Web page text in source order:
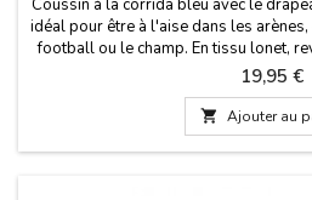
Coussin à la corrida bleu avec le
idéal pour être à l'aise dans les
football ou le champ. En tissu lonet,
en cuir et fermeture éclair. Te
qualité. Fabriqué en Espagne.
Prix
19,95 €
 Ajouter au